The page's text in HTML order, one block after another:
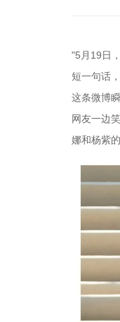
"5月19日
短一句话
这条微博
网友一边
娜和杨紫